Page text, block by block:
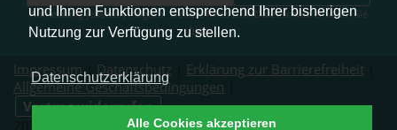
und Ihnen Funktionen entsprechend Ihrer bisherigen
Nutzung zur Verfügung zu stellen.
Datenschutzerklärung
Alle Cookies akzeptieren
Abmeldung jederzeit möglich. Weitere Infos zum Datenschutz erhalten Sie
hier.
Impressum| Datenschutz Erklärung zur Barrierefreiheit
Allgemeine Geschäftsbedingungen
Vertrag widerrufen
2026 © Pfotenliebe Stuttgart. Alle Rechte vorbehalten.